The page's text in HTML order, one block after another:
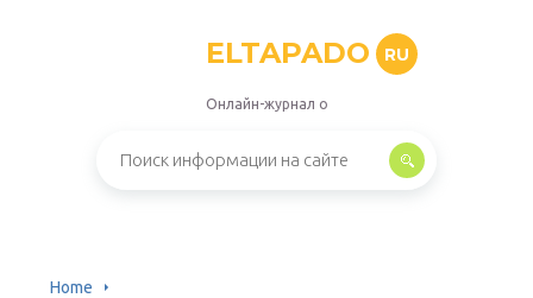
ELTAPADO RU
Онлайн-журнал о
Home